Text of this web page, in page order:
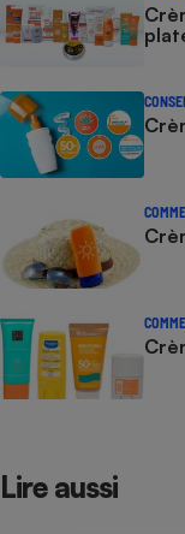
Lire aussi